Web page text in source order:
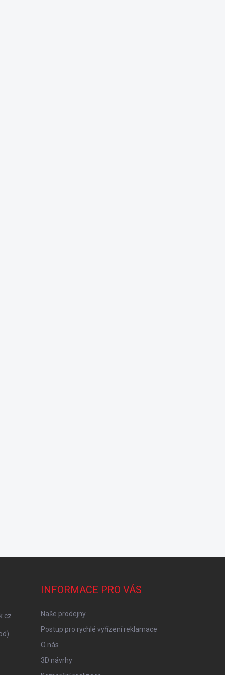
INFORMACE PRO VÁS
Naše prodejny
Postup pro rychlé vyřízení reklamace
O nás
3D návrhy